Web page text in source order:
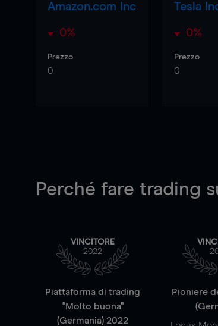
Amazon.com Inc
0%
Prezzo
0
Tesla
0%
Prezzo
0
Perché fare trading
VINCITORE
2022
Piattaforma di trading
"Molto buona"
(Germania) 2022
Pioniere